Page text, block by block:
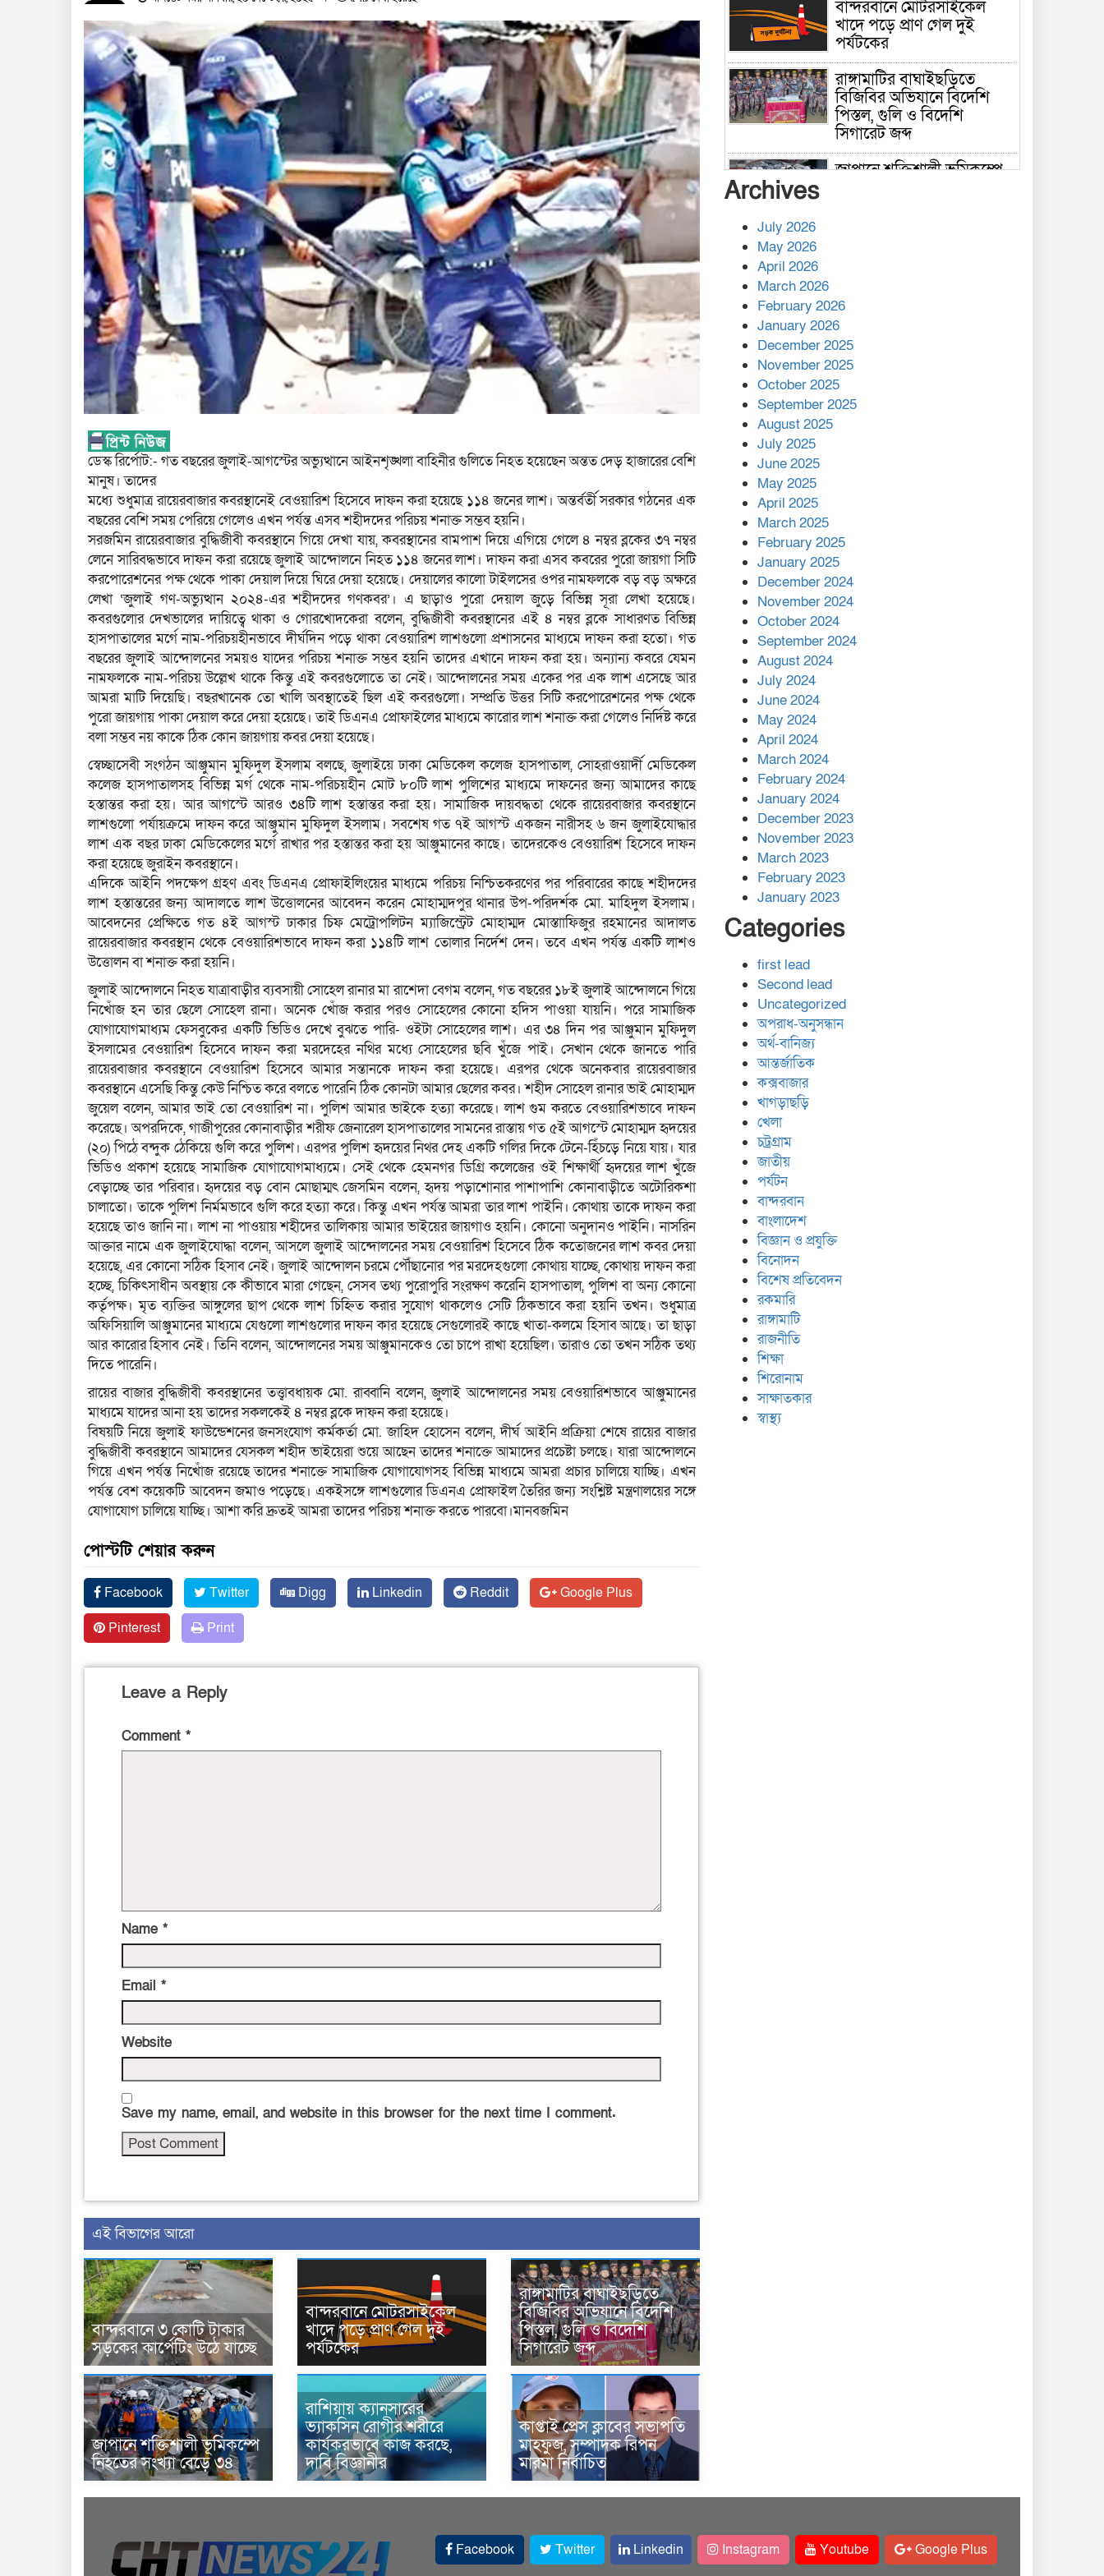
ডেস্ক রির্পোট:- গত বছরের জুলাই-আগস্টের অভ্যুত্থানে আইনশৃঙ্খলা বাহিনীর গুলিতে নিহত হয়েছেন অন্তত দেড় হাজারের বেশি
মানুষ। তাদের
মধ্যে শুধুমাত্র রায়েরবাজার কবরস্থানেই বেওয়ারিশ হিসেবে দাফন করা হয়েছে ১১৪ জনের লাশ। অন্তর্বর্তী সরকার গঠনের এক
বছরের বেশি সময় পেরিয়ে গেলেও এখন পর্যন্ত এসব শহীদদের পরিচয় শনাক্ত সম্ভব হয়নি।
সরজমিন রায়েরবাজার বুদ্ধিজীবী কবরস্থানে গিয়ে দেখা যায়, কবরস্থানের বামপাশ দিয়ে এগিয়ে গেলে ৪ নম্বর ব্লকের ৩৭ নম্বর
লেনে সারিবদ্ধভাবে দাফন করা রয়েছে জুলাই আন্দোলনে নিহত ১১৪ জনের লাশ। দাফন করা এসব কবরের পুরো জায়গা সিটি
করপোরেশনের পক্ষ থেকে পাকা দেয়াল দিয়ে ঘিরে দেয়া হয়েছে। দেয়ালের কালো টাইলসের ওপর নামফলকে বড় বড় অক্ষরে
লেখা ‘জুলাই গণ-অভ্যুত্থান ২০২৪-এর শহীদদের গণকবর’। এ ছাড়াও পুরো দেয়াল জুড়ে বিভিন্ন সূরা লেখা হয়েছে।
কবরগুলোর দেখভালের দায়িত্বে থাকা ও গোরখোদকেরা বলেন, বুদ্ধিজীবী কবরস্থানের এই ৪ নম্বর ব্লকে সাধারণত বিভিন্ন
হাসপাতালের মর্গে নাম-পরিচয়হীনভাবে দীর্ঘদিন পড়ে থাকা বেওয়ারিশ লাশগুলো প্রশাসনের মাধ্যমে দাফন করা হতো। গত
বছরের জুলাই আন্দোলনের সময়ও যাদের পরিচয় শনাক্ত সম্ভব হয়নি তাদের এখানে দাফন করা হয়। অন্যান্য কবরে যেমন
নামফলকে নাম-পরিচয় উল্লেখ থাকে কিন্তু এই কবরগুলোতে তা নেই। আন্দোলনের সময় একের পর এক লাশ এসেছে আর
আমরা মাটি দিয়েছি। বছরখানেক তো খালি অবস্থাতেই ছিল এই কবরগুলো। সম্প্রতি উত্তর সিটি করপোরেশনের পক্ষ থেকে
পুরো জায়গায় পাকা দেয়াল করে দেয়া হয়েছে। তাই ডিএনএ প্রোফাইলের মাধ্যমে কারোর লাশ শনাক্ত করা গেলেও নির্দিষ্ট করে
বলা সম্ভব নয় কাকে ঠিক কোন জায়গায় কবর দেয়া হয়েছে।
স্বেচ্ছাসেবী সংগঠন আঞ্জুমান মুফিদুল ইসলাম বলছে, জুলাইয়ে ঢাকা মেডিকেল কলেজ হাসপাতাল, সোহরাওয়ার্দী মেডিকেল
কলেজ হাসপাতালসহ বিভিন্ন মর্গ থেকে নাম-পরিচয়হীন মোট ৮০টি লাশ পুলিশের মাধ্যমে দাফনের জন্য আমাদের কাছে
হস্তান্তর করা হয়। আর আগস্টে আরও ৩৪টি লাশ হস্তান্তর করা হয়। সামাজিক দায়বদ্ধতা থেকে রায়েরবাজার কবরস্থানে
লাশগুলো পর্যায়ক্রমে দাফন করে আঞ্জুমান মুফিদুল ইসলাম। সবশেষ গত ৭ই আগস্ট একজন নারীসহ ৬ জন জুলাইযোদ্ধার
লাশ এক বছর ঢাকা মেডিকেলের মর্গে রাখার পর হস্তান্তর করা হয় আঞ্জুমানের কাছে। তাদেরকেও বেওয়ারিশ হিসেবে দাফন
করা হয়েছে জুরাইন কবরস্থানে।
এদিকে আইনি পদক্ষেপ গ্রহণ এবং ডিএনএ প্রোফাইলিংয়ের মাধ্যমে পরিচয় নিশ্চিতকরণের পর পরিবারের কাছে শহীদদের
লাশ হস্তান্তরের জন্য আদালতে লাশ উত্তোলনের আবেদন করেন মোহাম্মদপুর থানার উপ-পরিদর্শক মো. মাহিদুল ইসলাম।
আবেদনের প্রেক্ষিতে গত ৪ই আগস্ট ঢাকার চিফ মেট্রোপলিটন ম্যাজিস্ট্রেট মোহাম্মদ মোস্তাাফিজুর রহমানের আদালত
রায়েরবাজার কবরস্থান থেকে বেওয়ারিশভাবে দাফন করা ১১৪টি লাশ তোলার নির্দেশ দেন। তবে এখন পর্যন্ত একটি লাশও
উত্তোলন বা শনাক্ত করা হয়নি।
জুলাই আন্দোলনে নিহত যাত্রাবাড়ীর ব্যবসায়ী সোহেল রানার মা রাশেদা বেগম বলেন, গত বছরের ১৮ই জুলাই আন্দোলনে গিয়ে
নিখোঁজ হন তার ছেলে সোহেল রানা। অনেক খোঁজ করার পরও সোহেলের কোনো হদিস পাওয়া যায়নি। পরে সামাজিক
যোগাযোগমাধ্যম ফেসবুকের একটি ভিডিও দেখে বুঝতে পারি- ওইটা সোহেলের লাশ। এর ৩৪ দিন পর আঞ্জুমান মুফিদুল
ইসলামের বেওয়ারিশ হিসেবে দাফন করা মরদেহের নথির মধ্যে সোহেলের ছবি খুঁজে পাই। সেখান থেকে জানতে পারি
রায়েরবাজার কবরস্থানে বেওয়ারিশ হিসেবে আমার সন্তানকে দাফন করা হয়েছে। এরপর থেকে অনেকবার রায়েরবাজার
কবরস্থানে এসেছি কিন্তু কেউ নিশ্চিত করে বলতে পারেনি ঠিক কোনটা আমার ছেলের কবর। শহীদ সোহেল রানার ভাই মোহাম্মদ
জুয়েল বলেন, আমার ভাই তো বেওয়ারিশ না। পুলিশ আমার ভাইকে হত্যা করেছে। লাশ গুম করতে বেওয়ারিশভাবে দাফন
করেছে। অপরদিকে, গাজীপুরের কোনাবাড়ীর শরীফ জেনারেল হাসপাতালের সামনের রাস্তায় গত ৫ই আগস্টে মোহাম্মদ হৃদয়ের
(২০) পিঠে বন্দুক ঠেকিয়ে গুলি করে পুলিশ। এরপর পুলিশ হৃদয়ের নিথর দেহ একটি গলির দিকে টেনে-হিঁচড়ে নিয়ে যায়। যার
ভিডিও প্রকাশ হয়েছে সামাজিক যোগাযোগমাধ্যমে। সেই থেকে হেমনগর ডিগ্রি কলেজের ওই শিক্ষার্থী হৃদয়ের লাশ খুঁজে
বেড়াচ্ছে তার পরিবার। হৃদয়ের বড় বোন মোছাম্মৎ জেসমিন বলেন, হৃদয় পড়াশোনার পাশাপাশি কোনাবাড়ীতে অটোরিকশা
চালাতো। তাকে পুলিশ নির্মমভাবে গুলি করে হত্যা করে। কিন্তু এখন পর্যন্ত আমরা তার লাশ পাইনি। কোথায় তাকে দাফন করা
হয়েছে তাও জানি না। লাশ না পাওয়ায় শহীদের তালিকায় আমার ভাইয়ের জায়গাও হয়নি। কোনো অনুদানও পাইনি। নাসরিন
আক্তার নামে এক জুলাইযোদ্ধা বলেন, আসলে জুলাই আন্দোলনের সময় বেওয়ারিশ হিসেবে ঠিক কতোজনের লাশ কবর দেয়া
হয়েছে, এর কোনো সঠিক হিসাব নেই। জুলাই আন্দোলন চরমে পৌঁছানোর পর মরদেহগুলো কোথায় যাচ্ছে, কোথায় দাফন করা
হচ্ছে, চিকিৎসাধীন অবস্থায় কে কীভাবে মারা গেছেন, সেসব তথ্য পুরোপুরি সংরক্ষণ করেনি হাসপাতাল, পুলিশ বা অন্য কোনো
কর্তৃপক্ষ। মৃত ব্যক্তির আঙ্গুলের ছাপ থেকে লাশ চিহ্নিত করার সুযোগ থাকলেও সেটি ঠিকভাবে করা হয়নি তখন। শুধুমাত্র
অফিসিয়ালি আঞ্জুমানের মাধ্যমে যেগুলো লাশগুলোর দাফন কার হয়েছে সেগুলোরই কাছে খাতা-কলমে হিসাব আছে। তা ছাড়া
আর কারোর হিসাব নেই। তিনি বলেন, আন্দোলনের সময় আঞ্জুমানকেও তো চাপে রাখা হয়েছিল। তারাও তো তখন সঠিক তথ্য
দিতে পারেনি।
রায়ের বাজার বুদ্ধিজীবী কবরস্থানের তত্ত্বাবধায়ক মো. রাব্বানি বলেন, জুলাই আন্দোলনের সময় বেওয়ারিশভাবে আঞ্জুমানের
মাধ্যমে যাদের আনা হয় তাদের সকলকেই ৪ নম্বর ব্লকে দাফন করা হয়েছে।
বিষয়টি নিয়ে জুলাই ফাউন্ডেশনের জনসংযোগ কর্মকর্তা মো. জাহিদ হোসেন বলেন, দীর্ঘ আইনি প্রক্রিয়া শেষে রায়ের বাজার
বুদ্ধিজীবী কবরস্থানে আমাদের যেসকল শহীদ ভাইয়েরা শুয়ে আছেন তাদের শনাক্তে আমাদের প্রচেষ্টা চলছে। যারা আন্দোলনে
গিয়ে এখন পর্যন্ত নিখোঁজ রয়েছে তাদের শনাক্তে সামাজিক যোগাযোগসহ বিভিন্ন মাধ্যমে আমরা প্রচার চালিয়ে যাচ্ছি। এখন
পর্যন্ত বেশ কয়েকটি আবেদন জমাও পড়েছে। একইসঙ্গে লাশগুলোর ডিএনএ প্রোফাইল তৈরির জন্য সংশ্লিষ্ট মন্ত্রণালয়ের সঙ্গে
যোগাযোগ চালিয়ে যাচ্ছি। আশা করি দ্রুতই আমরা তাদের পরিচয় শনাক্ত করতে পারবো।মানবজমিন
পোস্টটি শেয়ার করুন
Facebook Twitter Digg Linkedin Reddit
Google Plus
Pinterest
Print
Leave a Reply
Comment *
Name *
Email *
Website
Save my name, email, and website in this browser for the next time I comment.
এই বিভাগের আরো
বান্দরবানে ৩ কোটি টাকার
সড়কের কার্পেটিং উঠে যাচ্ছে
বান্দরবানে মোটরসাইকেল
খাদে পড়ে প্রাণ গেল দুই
পর্যটকের
রাঙ্গামাটির বাঘাইছড়িতে
বিজিবির অভিযানে বিদেশি
পিস্তল, গুলি ও বিদেশি
সিগারেট জব্দ
জাপানে শক্তিশালী ভূমিকম্পে
নিহতের সংখ্যা বেড়ে ৩৪
রাশিয়ায় ক্যানসারের
ভ্যাকসিন রোগীর শরীরে
কার্যকরভাবে কাজ করছে,
দাবি বিজ্ঞানীর
কাপ্তাই প্রেস ক্লাবের সভাপতি
মাহফুজ, সম্পাদক রিপন
মারমা নির্বাচিত
বান্দরবানে মোটরসাইকেল
খাদে পড়ে প্রাণ গেল দুই
পর্যটকের
রাঙ্গামাটির বাঘাইছড়িতে
বিজিবির অভিযানে বিদেশি
পিস্তল, গুলি ও বিদেশি
সিগারেট জব্দ
জাপানে শক্তিশালী ভূমিকম্পে
কাপ্তাই প্রেস ক্লাবের সভাপতি
মাহফুজ, সম্পাদক রিপন মারমা
নির্বাচিত
মালয়েশিয়ার প্রধানমন্ত্রীকে চিঠি
দেয়ার পর ফোন তারেক
রহমানের,গ্যাস সঙ্কট
মোকাবিলায় সহায়তার আশ্বাস
এক বিলিয়ন ডলার বিনিয়োগ
হবে আনোয়ারায়
বান্দরবানে বন্যায় ক্ষতিগ্রস্তদের
মাঝে সহায়তা দিলেন সাচিং প্রু
জেরী
Archives
July 2026
May 2026
April 2026
March 2026
February 2026
January 2026
December 2025
November 2025
October 2025
September 2025
August 2025
July 2025
June 2025
May 2025
April 2025
March 2025
February 2025
January 2025
December 2024
November 2024
October 2024
September 2024
August 2024
July 2024
June 2024
May 2024
April 2024
March 2024
February 2024
January 2024
December 2023
November 2023
March 2023
February 2023
January 2023
Categories
first lead
Second lead
Uncategorized
অপরাধ-অনুসন্ধান
অর্থ-বানিজ্য
আন্তর্জাতিক
কক্সবাজার
খাগড়াছড়ি
খেলা
চট্রগ্রাম
জাতীয়
পর্যটন
বান্দরবান
বাংলাদেশ
বিজ্ঞান ও প্রযুক্তি
বিনোদন
বিশেষ প্রতিবেদন
রকমারি
রাঙ্গামাটি
রাজনীতি
শিক্ষা
শিরোনাম
সাক্ষাতকার
স্বাস্থ্য
Facebook Twitter Linkedin Instagram Youtube Google Plus